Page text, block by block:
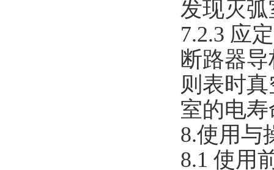
发现灭
7.2.3 应
断路器
则表时
室的电
8.使用与
8.1 使用